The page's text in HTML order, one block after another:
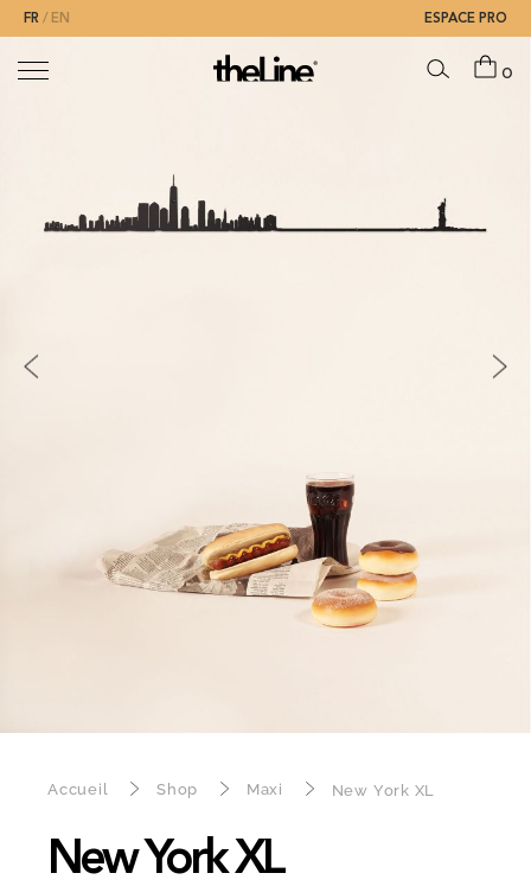
FR EN ESPACE PRO
0
Accueil Shop Maxi New York XL
New York XL